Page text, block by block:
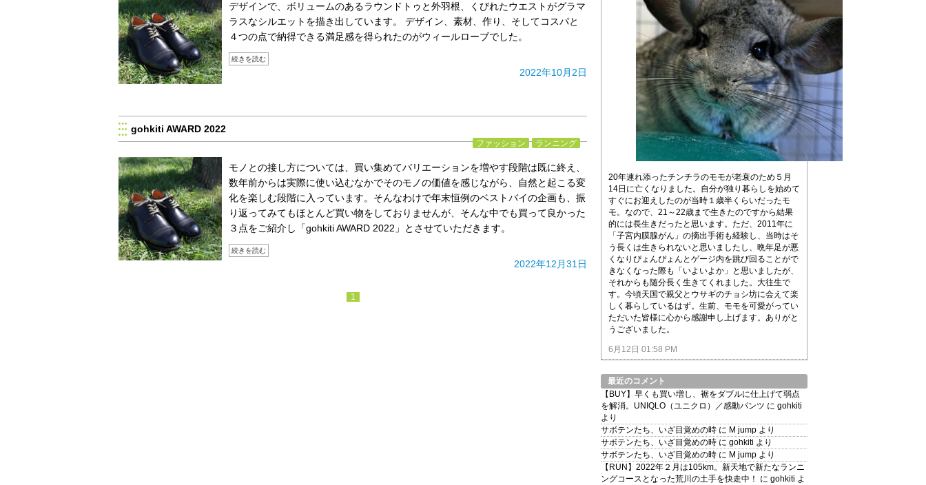
デザインで、ボリュームのあるラウンドトゥと外羽根、くびれたウエストがグラマ
ラスなシルエットを描き出しています。 デザイン、素材、作り、そしてコスパと
４つの点で納得できる満足感を得られたのがウィールローブでした。
続きを読む
2022年10月2日
gohkiti AWARD 2022
ファッション ランニング
モノとの接し方については、買い集めてバリエーションを増やす段階は既に終え、
数年前からは実際に使い込むなかでそのモノの価値を感じながら、自然と起こる変
化を楽しむ段階に入っています。そんなわけで年末恒例のベストバイの企画も、振
り返ってみてもほとんど買い物をしておりませんが、そんな中でも買って良かった
３点をご紹介し「gohkiti AWARD 2022」とさせていただきます。
続きを読む
2022年12月31日
1
20年連れ添ったチンチラのモモが老衰のため５月
14日に亡くなりました。自分が独り暮らしを始めて
すぐにお迎えしたのが当時１歳半くらいだったモ
モ。なので、21～22歳まで生きたのですから結果
的には長生きだったと思います。ただ、2011年に
「子宮内膜腺がん」の摘出手術も経験し、当時はそ
う長くは生きられないと思いましたし、晩年足が悪
くなりぴょんぴょんとゲージ内を跳び回ることがで
きなくなった際も「いよいよか」と思いましたが、
それからも随分長く生きてくれました。大往生で
す。今頃天国で親父とウサギのチョシ坊に会えて楽
しく暮らしているはず。生前、モモを可愛がってい
ただいた皆様に心から感謝申し上げます。ありがと
うございました。
6月12日 01:58 PM
最近のコメント
【BUY】早くも買い増し、裾をダブルに仕上げて弱点
を解消。UNIQLO（ユニクロ）／感動パンツ に gohkiti
より
サボテンたち、いざ目覚めの時 に M jump より
サボテンたち、いざ目覚めの時 に gohkiti より
サボテンたち、いざ目覚めの時 に M jump より
【RUN】2022年２月は105km。新天地で新たなランニ
ングコースとなった荒川の土手を快走中！
に gohkiti よ